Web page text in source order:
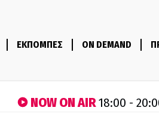
ΕΚΠΟΜΠΕΣ ON DEMAND
NOW ON AIR18:00 -